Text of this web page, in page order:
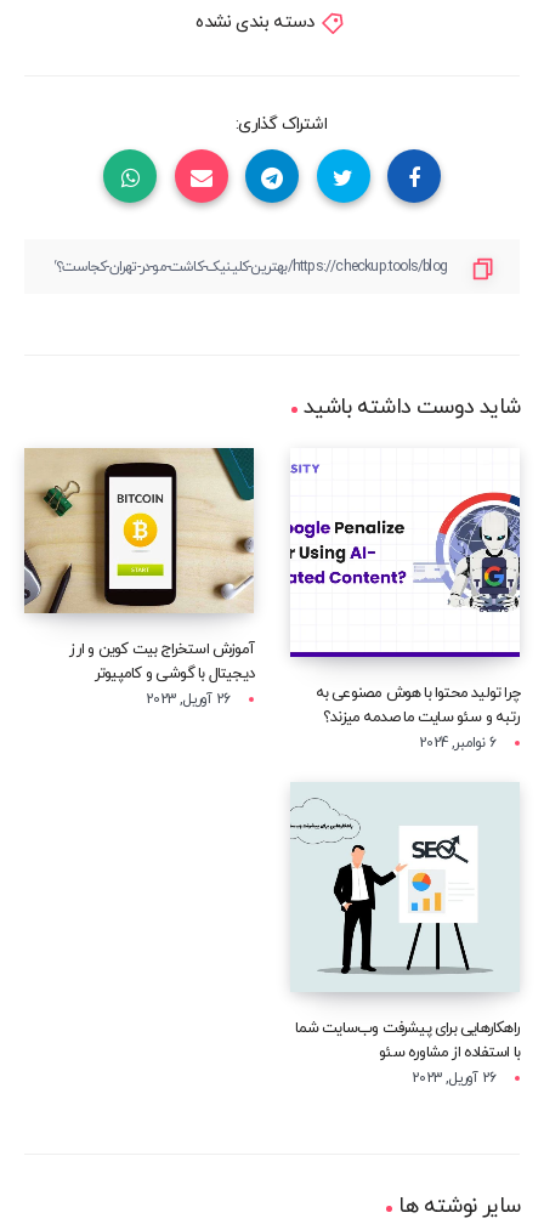
دسته بندی نشده
اشتراک گذاری:
شاید دوست داشته باشید
چرا تولید محتوا با هوش مصنوعی به
رتبه و سئو سایت ما صدمه میزند؟
6 نوامبر, 2024
آموزش استخراج بیت کوین و ارز
دیجیتال با گوشی و کامپیوتر
26 آوریل, 2023
راهکارهایی برای پیشرفت وب‌سایت شما
با استفاده از مشاوره سئو
26 آوریل, 2023
سایر نوشته ها